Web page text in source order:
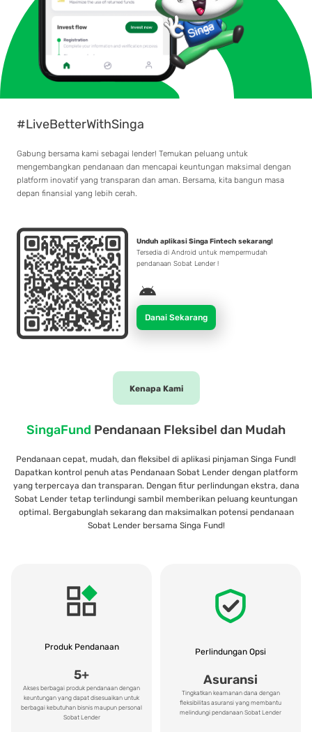
#LiveBetterWithSinga
Gabung bersama kami sebagai lender! Temukan peluang untuk
mengembangkan pendanaan dan mencapai keuntungan maksimal dengan
platform inovatif yang transparan dan aman. Bersama, kita bangun masa
depan finansial yang lebih cerah.
Unduh aplikasi Singa Fintech sekarang!
Tersedia di Android untuk mempermudah
pendanaan Sobat Lender !
A
n
d
r
i
d
Danai Sekarang
Kenapa Kami
SingaFund Pendanaan Fleksibel dan Mudah
Pendanaan cepat, mudah, dan fleksibel di aplikasi pinjaman Singa Fund!
Dapatkan kontrol penuh atas Pendanaan Sobat Lender dengan platform
yang terpercaya dan transparan. Dengan fitur perlindungan ekstra, dana
Sobat Lender tetap terlindungi sambil memberikan peluang keuntungan
optimal. Bergabunglah sekarang dan maksimalkan potensi pendanaan
Sobat Lender bersama Singa Fund!
Produk Pendanaan
5+
Akses berbagai produk pendanaan dengan
keuntungan yang dapat disesuaikan untuk
berbagai kebutuhan bisnis maupun personal
Sobat Lender
Perlindungan Opsi
Asuransi
Tingkatkan keamanan dana dengan
fleksibilitas asuransi yang membantu
melindungi pendanaan Sobat Lender